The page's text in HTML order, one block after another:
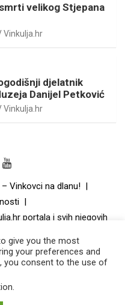
velikog Stjepana
Vinkulja.hr
djelatnik
Danijel Petković
Vinkulja.hr
– Vinkovci na dlanu!
portala i svih njegovih
redovito čitati pravila
korištenjem
dijela, korisnici u
dio Vinkulja.hr portala
give you the most
your preferences and
you consent to the use of
.